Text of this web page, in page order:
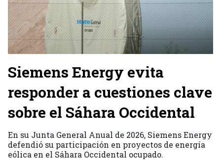
Siemens Energy evita
responder a cuestiones clave
sobre el Sáhara Occidental
En su Junta General Anual de 2026, Siemens Energy
defendió su participación en proyectos de energía
eólica en el Sáhara Occidental ocupado.